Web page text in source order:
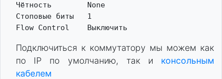
Чётность	None
Стоповые биты	1
Подключиться к коммутатору мы можем как
по IP по умолчанию, так и консольным
кабелем